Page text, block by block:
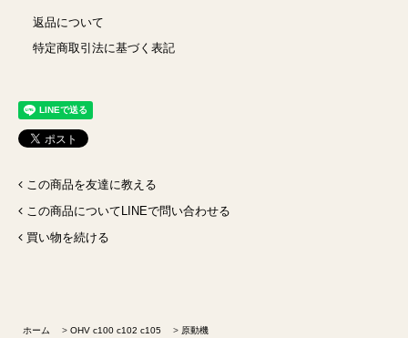
返品について
特定商取引法に基づく表記
この商品を友達に教える
この商品についてLINEで問い合わせる
買い物を続ける
ホーム > OHV c100 c102 c105 > 原動機